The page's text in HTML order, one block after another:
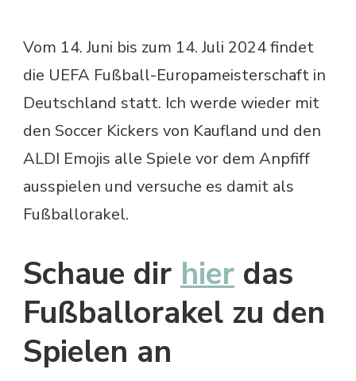
Vom 14. Juni bis zum 14. Juli 2024 findet
die UEFA Fußball-Europameisterschaft in
Deutschland statt. Ich werde wieder mit
den Soccer Kickers von Kaufland und den
ALDI Emojis alle Spiele vor dem Anpfiff
ausspielen und versuche es damit als
Fußballorakel.
Schaue dir hier das
Fußballorakel zu den
Spielen an